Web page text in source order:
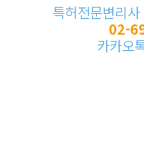
특허전문변리
02-
카카오